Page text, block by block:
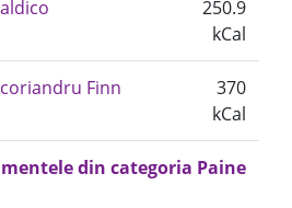
250.9
kCal
Finn
370
kCal
din categoria Paine